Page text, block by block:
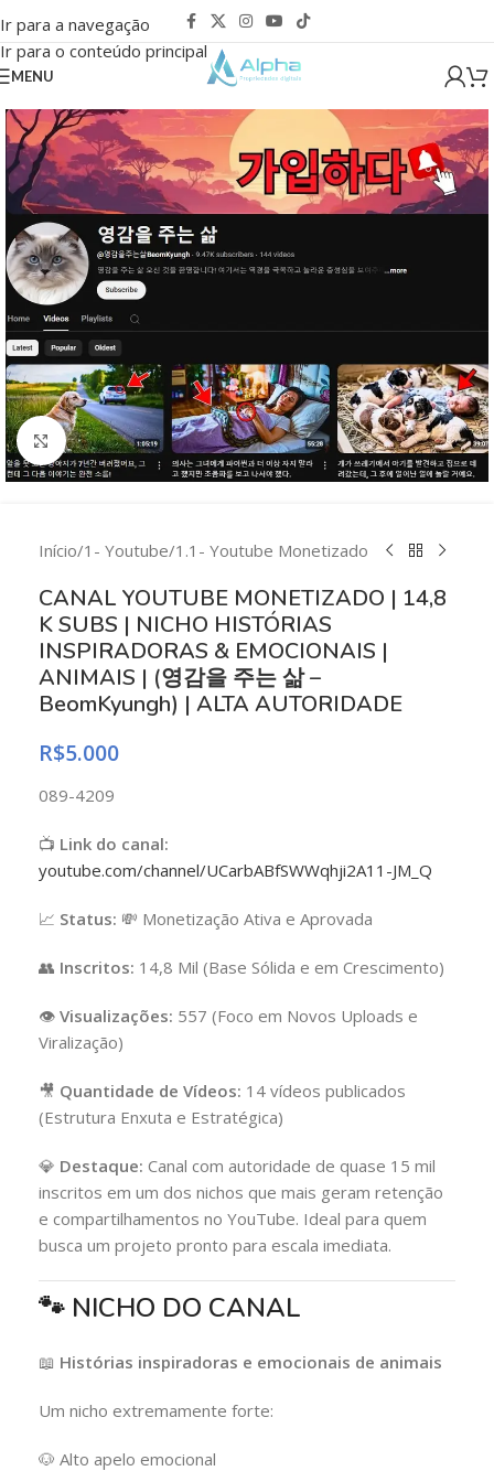
Ir para a navegação
Ir para o conteúdo principal
MENU
Clique para ampliar
Início/1- Youtube/1.1- Youtube Monetizado
CANAL YOUTUBE MONETIZADO | 14,8
K SUBS | NICHO HISTÓRIAS
INSPIRADORAS & EMOCIONAIS |
ANIMAIS | (영감을 주는 삶 –
BeomKyungh) | ALTA AUTORIDADE
R$5.000
089-4209
📺 Link do canal:
youtube.com/channel/UCarbABfSWWqhji2A11-JM_Q
📈 Status: 💸 Monetização Ativa e Aprovada
👥 Inscritos: 14,8 Mil (Base Sólida e em Crescimento)
👁️ Visualizações: 557 (Foco em Novos Uploads e
Viralização)
🎥 Quantidade de Vídeos: 14 vídeos publicados
(Estrutura Enxuta e Estratégica)
💎 Destaque: Canal com autoridade de quase 15 mil
inscritos em um dos nichos que mais geram retenção
e compartilhamentos no YouTube. Ideal para quem
busca um projeto pronto para escala imediata.
🐾 NICHO DO CANAL
📖 Histórias inspiradoras e emocionais de animais
Um nicho extremamente forte:
🐶 Alto apelo emocional